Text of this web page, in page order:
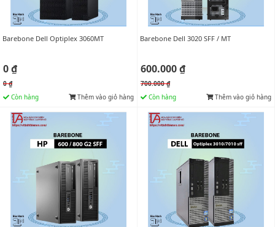
Barebone Dell Optiplex 3060MT
0 ₫
0 ₫
Còn hàng
Thêm vào giỏ hàng
Barebone Dell 3020 SFF / MT
600.000 ₫
700.000 ₫
Còn hàng
Thêm vào giỏ hàng